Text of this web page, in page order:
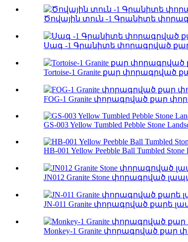
Ծովային տուն -1 Գրանիտե
Սագ -1 Գրանիտե փորագրված
Tortoise-1 Granite քար փորագրված
FOG-1 Granite փորագրված քար
GS-003 Yellow Tumbled Pebble Stone
HB-001 Yellow Peebble Ball Tumbled Stone
JN012 Granite Stone փորագրված
JN-011 Granite փորագրված քարե
Monkey-1 Granite փորագրված քար